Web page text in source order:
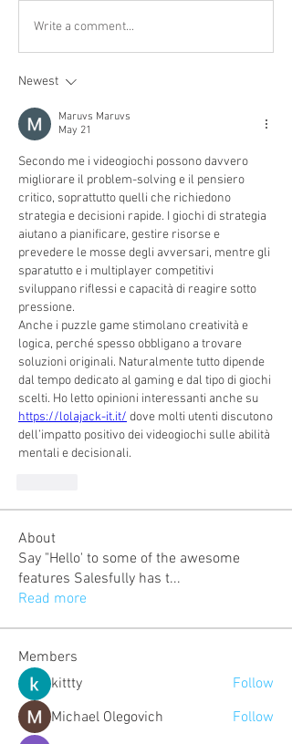
Write a comment...
Newest
Maruvs Maruvs
May 21
Secondo me i videogiochi possono davvero
migliorare il problem-solving e il pensiero
critico, soprattutto quelli che richiedono
strategia e decisioni rapide. I giochi di strategia
aiutano a pianificare, gestire risorse e
prevedere le mosse degli avversari, mentre gli
sparatutto e i multiplayer competitivi
sviluppano riflessi e capacità di reagire sotto
pressione.
Anche i puzzle game stimolano creatività e
logica, perché spesso obbligano a trovare
soluzioni originali. Naturalmente tutto dipende
dal tempo dedicato al gaming e dal tipo di giochi
https://lolajack-it.it/ dove molti utenti discutono
dell’impatto positivo dei videogiochi sulle abilità
mentali e decisionali.
About
Say "Hello' to some of the awesome
features Salesfully has t...
Read more
Members
kittty
Follow
Michael Olegovich
Follow